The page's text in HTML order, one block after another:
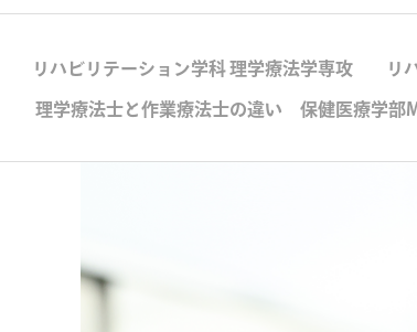
リハビリテーション学科 理学療法学専攻 リ
理学療法士と作業療法士の違い 保健医療学部